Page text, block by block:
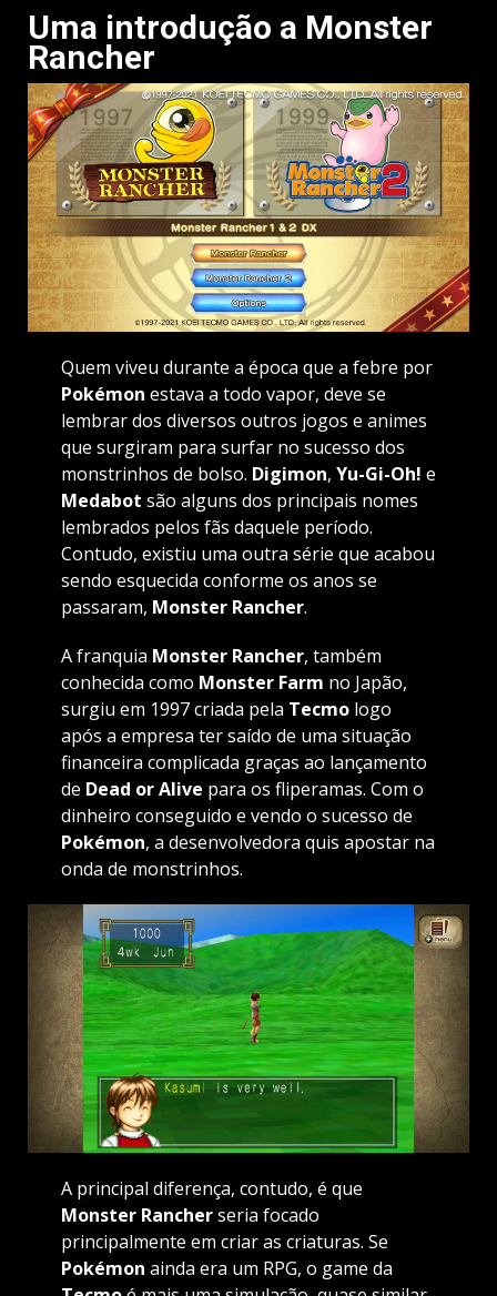
Uma introdução a Monster
Rancher
Quem viveu durante a época que a febre por
Pokémon estava a todo vapor, deve se
lembrar dos diversos outros jogos e animes
que surgiram para surfar no sucesso dos
monstrinhos de bolso. Digimon, Yu-Gi-Oh! e
Medabot são alguns dos principais nomes
lembrados pelos fãs daquele período.
Contudo, existiu uma outra série que acabou
sendo esquecida conforme os anos se
passaram, Monster Rancher.
A franquia Monster Rancher, também
conhecida como Monster Farm no Japão,
surgiu em 1997 criada pela Tecmologo
após a empresa ter saído de uma situação
financeira complicada graças ao lançamento
de Dead or Alive para os fliperamas. Com o
dinheiro conseguido e vendo o sucesso de
Pokémon, a desenvolvedora quis apostar na
onda de monstrinhos.
A principal diferença, contudo, é que
Monster Rancherseria focado
principalmente em criar as criaturas. Se
Pokémon ainda era um RPG, o game da